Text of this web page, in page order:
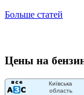
Больше статей
Цены на
Київська
область